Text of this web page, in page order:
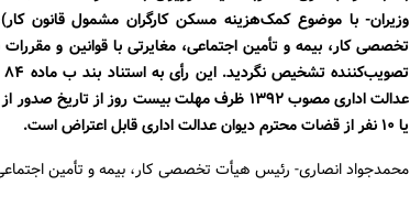
وزیران- با موضوع کمک‌هزینه مسکن کارگران مشمول قانون
تخصصی کار، بیمه و تأمین اجتماعی، مغایرتی با قوانین و
عدالت اداری مصوب ۱۳۹۲ ظرف مهلت بیست روز از
یا ۱۰ نفر از قضات محترم دیوان عدالت اداری قابل اعتراض است.
محمدجواد انصاری- رئیس هیأت تخصصی کار، بیمه و تأمین